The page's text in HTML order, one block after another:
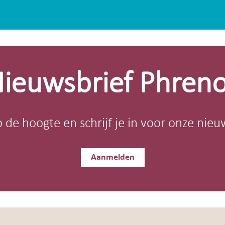
de hoogte en schrijf je in voor onze
Aanmelden